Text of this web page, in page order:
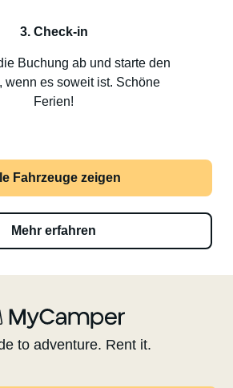
3. Check-in
Buchung ab und starte den
wenn es soweit ist. Schöne
Ferien!
Fahrzeuge zeigen
Mehr erfahren
to adventure. Rent it.